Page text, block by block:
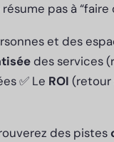
pas à
et des
des services
✅ Le ROI (retour
des pistes